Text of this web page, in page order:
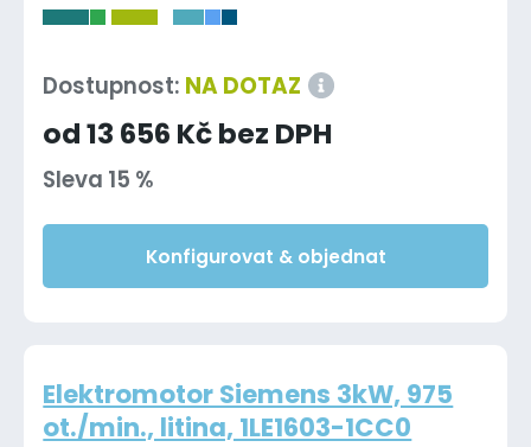
Dostupnost: NA DOTAZ
od 13 656 Kč bez DPH
Sleva 15 %
Konfigurovat & objednat
Elektromotor Siemens 3kW, 975
ot./min., litina, 1LE1603-1CC0